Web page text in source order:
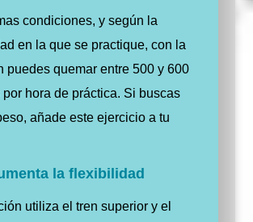
condiciones, y según la
en la que se practique, con la
puedes quemar entre 500 y 600
hora de práctica. Si buscas
añade este ejercicio a tu
la flexibilidad
utiliza el tren superior y el